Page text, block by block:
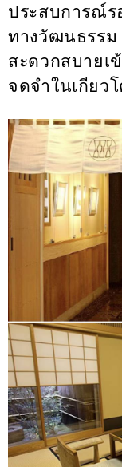
ประสบการณ์
ทางวัฒนธรรม
สะดวกสบายเ
จดจำในเกียว